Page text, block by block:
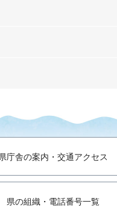
庁舎の案内・交通アクセス
県の組織・電話番号一覧